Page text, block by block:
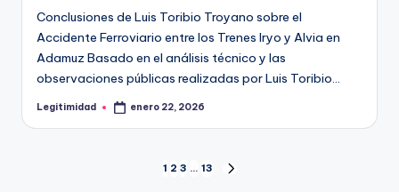
Conclusiones de Luis Toribio Troyano sobre el
Accidente Ferroviario entre los Trenes Iryo y Alvia en
Adamuz Basado en el análisis técnico y las
observaciones públicas realizadas por Luis Toribio…
Publicado
Legitimidad enero 22, 2026
Paginación1 2 3 … 13